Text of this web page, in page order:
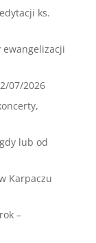
ks.
ewangelizacji
07/2026
lub od
Karpaczu
–